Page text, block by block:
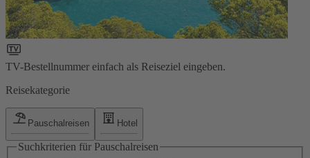
TV-Bestellnummer einfach als Reiseziel eingeben.
Reisekategorie
Pauschalreisen Hotel
Suchkriterien für Pauschalreisen